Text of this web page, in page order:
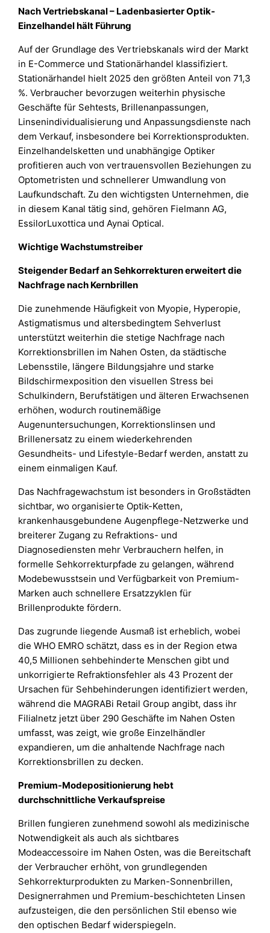
Nach Vertriebskanal – Ladenbasierter Optik-
Einzelhandel hält Führung
Auf der Grundlage des Vertriebskanals wird der Markt
in E-Commerce und Stationärhandel klassifiziert.
Stationärhandel hielt 2025 den größten Anteil von 71,3
%. Verbraucher bevorzugen weiterhin physische
Geschäfte für Sehtests, Brillenanpassungen,
Linsenindividualisierung und Anpassungsdienste nach
dem Verkauf, insbesondere bei Korrektionsprodukten.
Einzelhandelsketten und unabhängige Optiker
profitieren auch von vertrauensvollen Beziehungen zu
Optometristen und schnellerer Umwandlung von
Laufkundschaft. Zu den wichtigsten Unternehmen, die
in diesem Kanal tätig sind, gehören Fielmann AG,
EssilorLuxottica und Aynai Optical.
Wichtige Wachstumstreiber
Steigender Bedarf an Sehkorrekturen erweitert die
Nachfrage nach Kernbrillen
Die zunehmende Häufigkeit von Myopie, Hyperopie,
Astigmatismus und altersbedingtem Sehverlust
unterstützt weiterhin die stetige Nachfrage nach
Korrektionsbrillen im Nahen Osten, da städtische
Lebensstile, längere Bildungsjahre und starke
Bildschirmexposition den visuellen Stress bei
Schulkindern, Berufstätigen und älteren Erwachsenen
erhöhen, wodurch routinemäßige
Augenuntersuchungen, Korrektionslinsen und
Brillenersatz zu einem wiederkehrenden
Gesundheits- und Lifestyle-Bedarf werden, anstatt zu
einem einmaligen Kauf.
Das Nachfragewachstum ist besonders in Großstädten
sichtbar, wo organisierte Optik-Ketten,
krankenhausgebundene Augenpflege-Netzwerke und
breiterer Zugang zu Refraktions- und
Diagnosediensten mehr Verbrauchern helfen, in
formelle Sehkorrekturpfade zu gelangen, während
Modebewusstsein und Verfügbarkeit von Premium-
Marken auch schnellere Ersatzzyklen für
Brillenprodukte fördern.
Das zugrunde liegende Ausmaß ist erheblich, wobei
die WHO EMRO schätzt, dass es in der Region etwa
40,5 Millionen sehbehinderte Menschen gibt und
unkorrigierte Refraktionsfehler als 43 Prozent der
Ursachen für Sehbehinderungen identifiziert werden,
während die MAGRABi Retail Group angibt, dass ihr
Filialnetz jetzt über 290 Geschäfte im Nahen Osten
umfasst, was zeigt, wie große Einzelhändler
expandieren, um die anhaltende Nachfrage nach
Korrektionsbrillen zu decken.
Premium-Modepositionierung hebt
durchschnittliche Verkaufspreise
Brillen fungieren zunehmend sowohl als medizinische
Notwendigkeit als auch als sichtbares
Modeaccessoire im Nahen Osten, was die Bereitschaft
der Verbraucher erhöht, von grundlegenden
Sehkorrekturprodukten zu Marken-Sonnenbrillen,
Designerrahmen und Premium-beschichteten Linsen
aufzusteigen, die den persönlichen Stil ebenso wie
den optischen Bedarf widerspiegeln.